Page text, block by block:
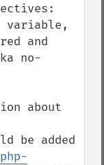
variable,
and
no-
about
be added